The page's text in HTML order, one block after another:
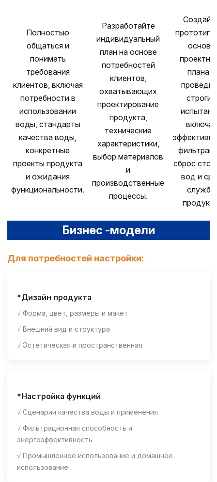
Полностью
общаться и
понимать
требования
клиентов, включая
потребности в
использовании
воды, стандарты
качества воды,
конкретные
проекты продукта
и ожидания
функциональности.
Разработайте
индивидуальный
план на основе
потребностей
клиентов,
охватывающих
проектирование
продукта,
технические
характеристики,
выбор материалов
и
производственные
процессы.
основе
плана и
строгие
включая
сброс
вод и
службы
Бизнес -модели
Для потребностей настройки:
*Дизайн продукта
√ Форма, цвет, размеры и макет
√ Внешний вид и структура
√ Эстетическая и пространственная
*Настройка функций
√ Сценарии качества воды и применения
√ Фильтрационная способность и
энергоэффективность
√ Промышленное использование и домашнее
использование